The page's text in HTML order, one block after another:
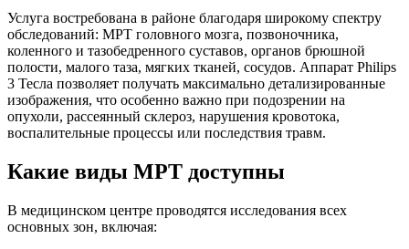
Услуга востребована в районе благодаря широкому спектру
обследований: МРТ головного мозга, позвоночника,
коленного и тазобедренного суставов, органов брюшной
полости, малого таза, мягких тканей, сосудов. Аппарат Philips
3 Тесла позволяет получать максимально детализированные
изображения, что особенно важно при подозрении на
опухоли, рассеянный склероз, нарушения кровотока,
воспалительные процессы или последствия травм.
Какие виды МРТ доступны
В медицинском центре проводятся исследования всех
основных зон, включая: